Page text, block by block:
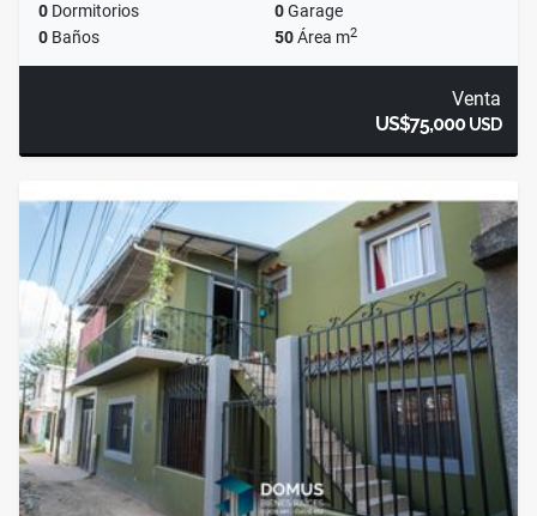
0 Dormitorios 0Garage
0 Baños 50Área m2
Venta
US$75,000USD